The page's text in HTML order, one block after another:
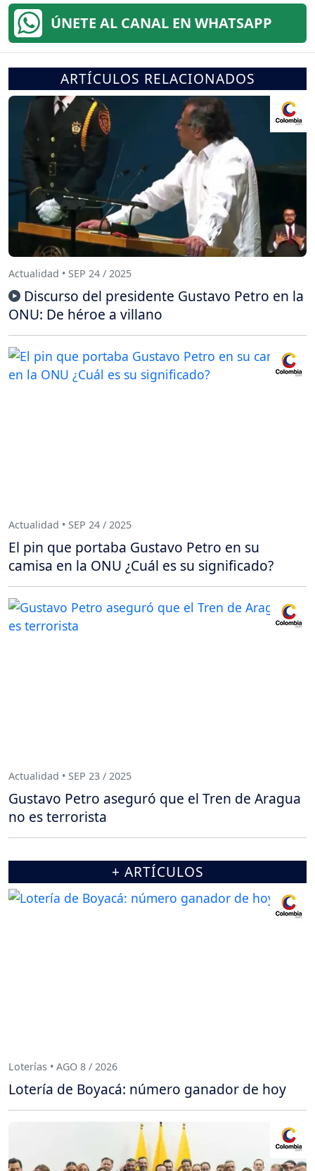
ÚNETE AL CANAL EN WHATSAPP
ARTÍCULOS RELACIONADOS
Actualidad • SEP 24 / 2025
Discurso del presidente Gustavo Petro en la
ONU: De héroe a villano
Actualidad • SEP 24 / 2025
El pin que portaba Gustavo Petro en su
camisa en la ONU ¿Cuál es su significado?
Actualidad • SEP 23 / 2025
Gustavo Petro aseguró que el Tren de Aragua
no es terrorista
+ ARTÍCULOS
Loterías • AGO 8 / 2026
Lotería de Boyacá: número ganador de hoy